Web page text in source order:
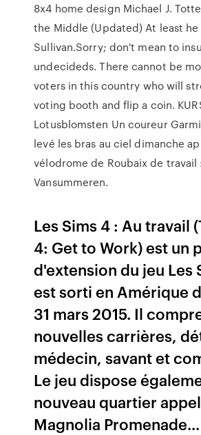
8x4 home design Michael J.
the Middle (Updated) At least
Sullivan.Sorry; don't mean to
undecideds. There cannot be
voters in this country who will
voting booth and flip a coin.
Lotusblomsten Un coureur
levé les bras au ciel dimanche
vélodrome de Roubaix de travail
Vansummeren.
Les Sims 4 : Au travail
4: Get to Work) est un
d'extension du jeu Les
est sorti en Amérique
31 mars 2015. Il
nouvelles carrières,
médecin, savant et
Le jeu dispose
nouveau quartier
Magnolia Promenade...